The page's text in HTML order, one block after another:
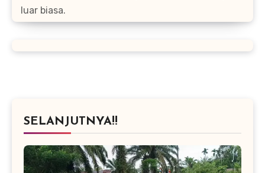
luar biasa.
SELANJUTNYA!!